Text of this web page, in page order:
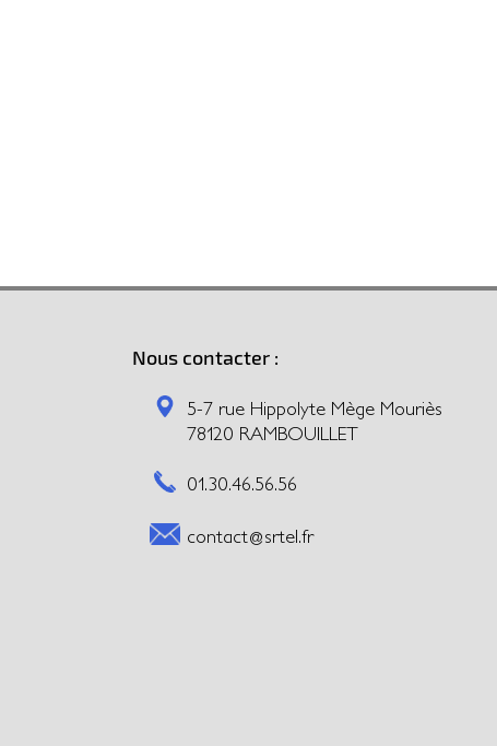
Nous contacter :
5-7 rue Hippolyte Mège Mouriès
78120 RAMBOUILLET
01.30.46.56.56
contact@srtel.fr